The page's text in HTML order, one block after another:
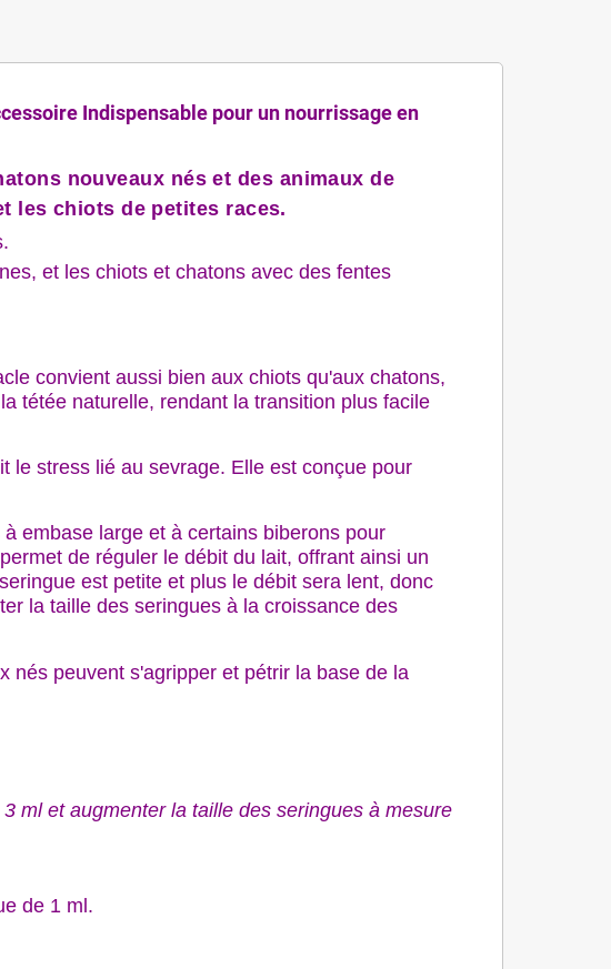
Indispensable pour un nourrissage en
nouveaux nés et des animaux de
les chiots de petites races.
et les chiots et chatons avec des fentes
convient aussi bien aux chiots qu'aux chatons,
tétée naturelle, rendant la transition plus facile
le stress lié au sevrage. Elle est conçue pour
embase large et à certains biberons pour
de réguler le débit du lait, offrant ainsi un
est petite et plus le débit sera lent, donc
la taille des seringues à la croissance des
nés peuvent s'agripper et pétrir la base de la
ml et augmenter la taille des seringues à mesure
de 1 ml.